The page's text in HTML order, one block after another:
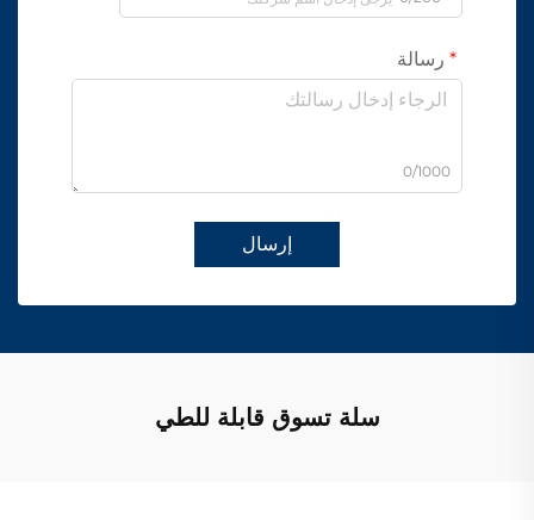
رسالة
0/1000
إرسال
سلة تسوق قابلة للطي